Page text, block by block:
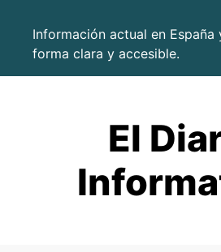
Información actual en España
forma clara y accesible.
El